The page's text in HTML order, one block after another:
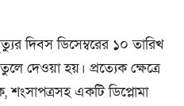
দিবস ডিসেম্বরের ১০ তারিখ
দেওয়া হয়। প্রত্যেক ক্ষেত্রে
শংসাপত্রসহ একটি ডিপ্লোমা